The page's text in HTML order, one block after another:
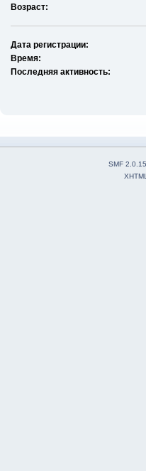
Возраст:
Дата регистрации:
Время:
Последняя активность:
SMF 2.0.15